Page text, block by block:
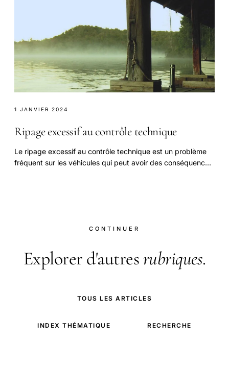
1 JANVIER 2024
Ripage excessif au contrôle technique
Le ripage excessif au contrôle technique est un problème
fréquent sur les véhicules qui peut avoir des conséquences
CONTINUER
Explorer d'autresrubriques.
TOUS LES ARTICLES
INDEX THÉMATIQUE RECHERCHE